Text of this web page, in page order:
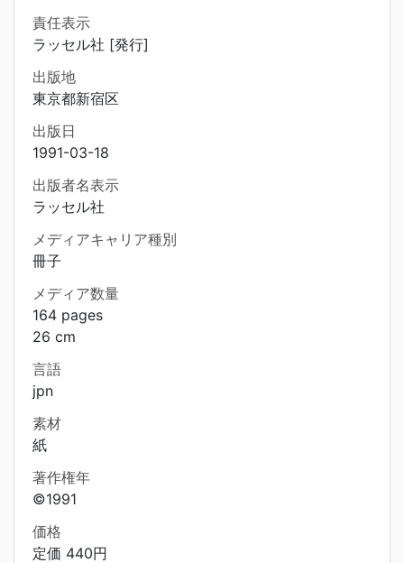
責任表示
ラッセル社 [発行]
出版地
東京都新宿区
出版日
1991-03-18
出版者名表示
ラッセル社
メディアキャリア種別
冊子
メディア数量
164 pages
26 cm
言語
jpn
素材
紙
著作権年
©1991
価格
定価 440円